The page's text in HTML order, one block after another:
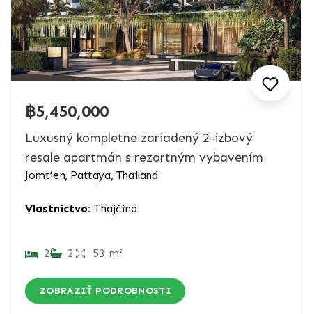
฿5,450,000
Luxusný kompletne zariadený 2-izbový
resale apartmán s rezortným vybavením
Jomtien, Pattaya, Thailand
Vlastníctvo: Thajčina
2 2 53 m²
ZOBRAZIŤ PODROBNOSTI